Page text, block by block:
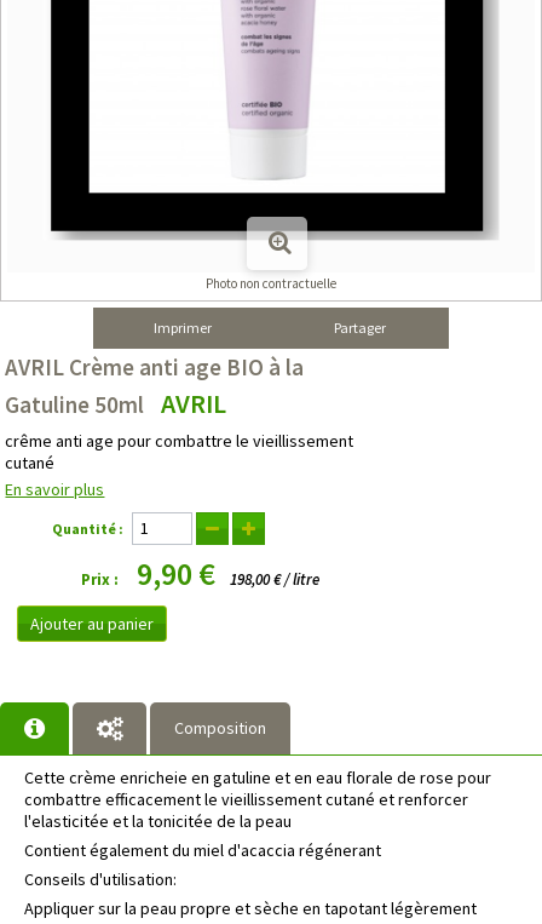
Photo non contractuelle
Imprimer Partager
AVRIL Crème anti age BIO à la
Gatuline 50ml
AVRIL
crême anti age pour combattre le vieillissement
cutané
En savoir plus
Quantité :
Prix : 9,90 € 198,00 € / litre
Ajouter au panier
Composition
Cette crème enricheie en gatuline et en eau florale de rose pour
combattre efficacement le vieillissement cutané et renforcer
l'elasticitée et la tonicitée de la peau
Contient également du miel d'acaccia régénerant
Conseils d'utilisation:
Appliquer sur la peau propre et sèche en tapotant légèrement